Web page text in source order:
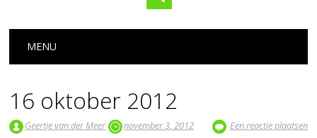
Hoofdmenu
MENU
16 oktober 2012
Geertje van der Meer november 3, 2012 Een reactie plaatsen